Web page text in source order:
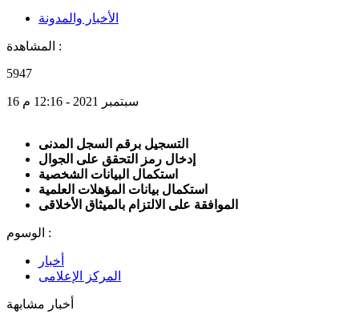
الأخبار والمدونة
المشاهدة :
5947
16 سبتمبر 2021 - 12:16 م
التسجيل برقم السجل المدنى
إدخال رمز التحقق على الجوال
استكمال البيانات الشخصية
استكمال بيانات المؤهلات العلمية
الموافقة على الالتزام بالميثاق الأخلاقى
الوسوم :
أخبار
المركز الإعلامى
أخبار مشابهة